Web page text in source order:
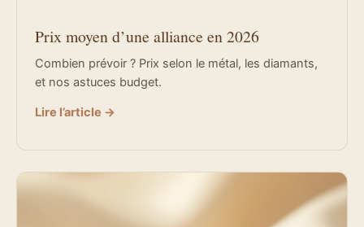
Prix moyen d’une alliance en 2026
Combien prévoir ? Prix selon le métal, les diamants,
et nos astuces budget.
Lire l’article →